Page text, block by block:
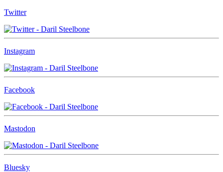
Twitter
Instagram
Facebook
Mastodon
Bluesky